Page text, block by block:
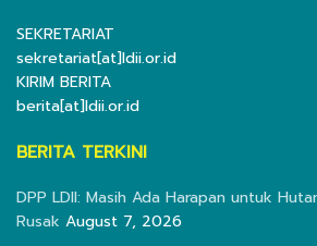
SEKRETARIAT
sekretariat[at]ldii.or.id
KIRIM BERITA
berita[at]ldii.or.id
BERITA TERKINI
DPP LDII: Masih Ada Harapan untuk
Rusak August 7, 2026